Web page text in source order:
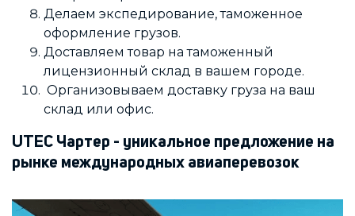
Делаем экспедирование, таможенное
оформление грузов.
Доставляем товар на таможенный
лицензионный склад в вашем городе.
Организовываем доставку груза на ваш
склад или офис.
UTEC Чартер - уникальное предложение на
рынке международных авиаперевозок